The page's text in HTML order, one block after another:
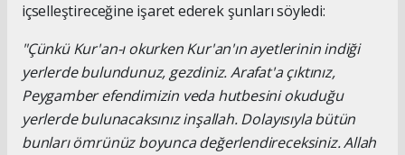
içselleştireceğine işaret ederek şunları söyledi:
"Çünkü Kur'an-ı okurken Kur'an'ın ayetlerinin indiği
yerlerde bulundunuz, gezdiniz. Arafat'a çıktınız,
Peygamber efendimizin veda hutbesini okuduğu
yerlerde bulunacaksınız inşallah. Dolayısıyla bütün
bunları ömrünüz boyunca değerlendireceksiniz. Allah